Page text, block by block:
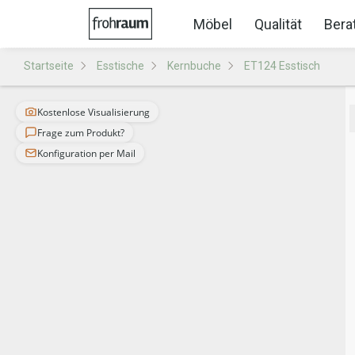
Möbel Qualität
Startseite Esstische Kernbuche ET124 Esstisch
Kostenlose Visualisierung
Frage zum Produkt?
Konfiguration per Mail